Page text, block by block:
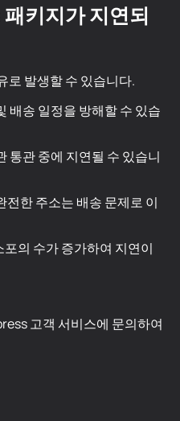
키지가 지연되
로 발생할 수 있습니다.
배송 일정을 방해할 수 있습
통관 중에 지연될 수 있습니
전한 주소는 배송 문제로 이
의 수가 증가하여 지연이
고객 서비스에 문의하여